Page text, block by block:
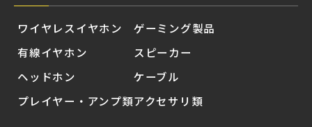
ワイヤレスイヤホン
有線イヤホン
ヘッドホン
プレイヤー・アンプ類
ゲーミング製品
スピーカー
ケーブル
アクセサリ類